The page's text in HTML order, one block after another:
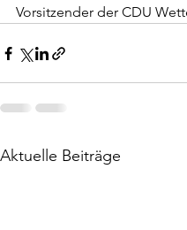
Vorsitzender der CDU
Aktuelle Beiträge